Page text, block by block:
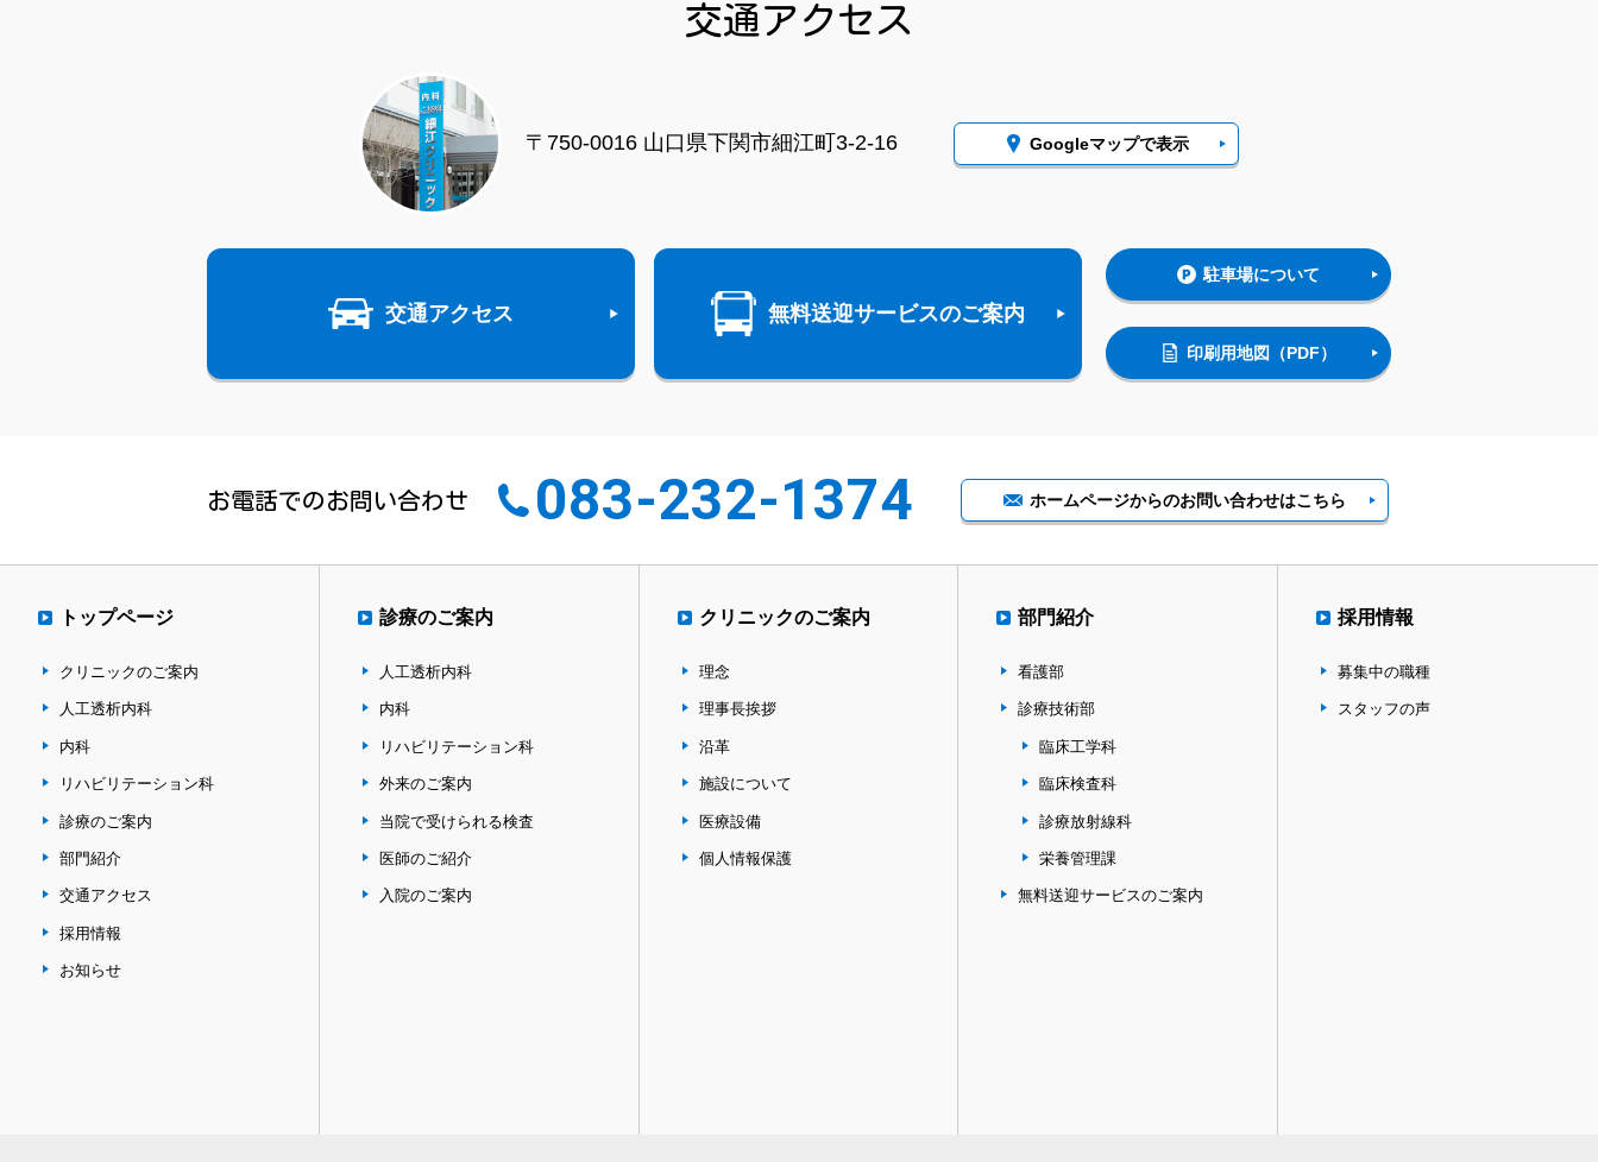
交通アクセス
〒750-0016 山口県下関市細江町3-2-16 Googleマップで表示
交通アクセス 無料送迎サービスのご案内
駐車場について
印刷用地図（PDF）
お電話でのお問い合わせ 083-232-1374 ホームページからのお問い合わせはこちら
トップページ
クリニックのご案内
人工透析内科
内科
リハビリテーション科
診療のご案内
部門紹介
交通アクセス
採用情報
お知らせ
診療のご案内
人工透析内科
内科
リハビリテーション科
外来のご案内
当院で受けられる検査
医師のご紹介
入院のご案内
クリニックのご案内
理念
理事長挨拶
沿革
施設について
医療設備
個人情報保護
部門紹介
看護部
診療技術部
臨床工学科
臨床検査科
診療放射線科
栄養管理課
無料送迎サービスのご案内
採用情報
募集中の職種
スタッフの声